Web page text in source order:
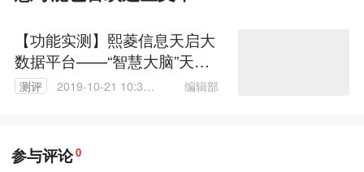
【功能实测】熙菱信息天启大
数据平台——“智慧大脑”天
启，为公安实战而生
测评
2019-10-21 10:37:
编辑部
参与评论0